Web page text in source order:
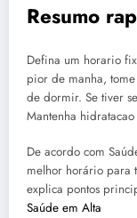
Resumo
Defina um horario
pior de manha,
de dormir. Se tiver
Mantenha
De acordo com
melhor horário para
explica pontos
Saúde em Alta